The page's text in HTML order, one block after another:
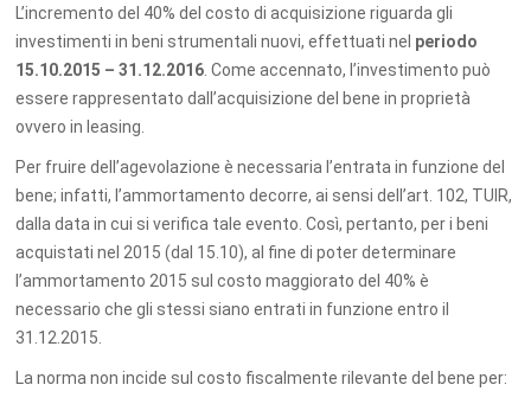
L’incremento del 40% del costo di acquisizione riguarda gli
investimenti in beni strumentali nuovi, effettuati nel periodo
15.10.2015 – 31.12.2016 . Come accennato, l’investimento può
essere rappresentato dall’acquisizione del bene in proprietà
ovvero in leasing.
Per fruire dell’agevolazione è necessaria l’entrata in funzione del
bene; infatti, l’ammortamento decorre, ai sensi dell’art. 102, TUIR,
dalla data in cui si verifica tale evento. Così, pertanto, per i beni
acquistati nel 2015 (dal 15.10), al fine di poter determinare
l’ammortamento 2015 sul costo maggiorato del 40% è
necessario che gli stessi siano entrati in funzione entro il
31.12.2015.
La norma non incide sul costo fiscalmente rilevante del bene per: